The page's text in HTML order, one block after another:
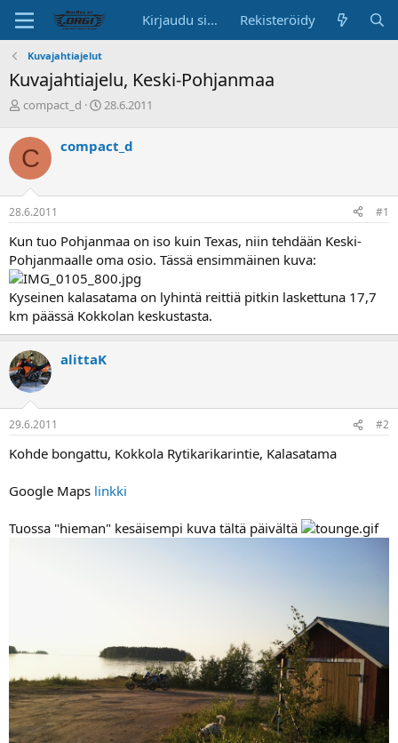
Kirjaudu sisään Rekisteröidy
Kuvajahtiajelut
Kuvajahtiajelu, Keski-Pohjanmaa
K
s
k
u
s
t
e
u
n
a
l
o
t
a
j
a
compact_d
A
i
s
i
v
ä
28.6.2011
C compact_d
28.6.2011 #1
Kun tuo Pohjanmaa on iso kuin Texas, niin tehdään Keski-
Pohjanmaalle oma osio. Tässä ensimmäinen kuva:
Kyseinen kalasatama on lyhintä reittiä pitkin laskettuna 17,7
km päässä Kokkolan keskustasta.
alittaK
29.6.2011 #2
Kohde bongattu, Kokkola Rytikarikarintie, Kalasatama
Google Maps linkki
Tuossa "hieman" kesäisempi kuva tältä päivältä